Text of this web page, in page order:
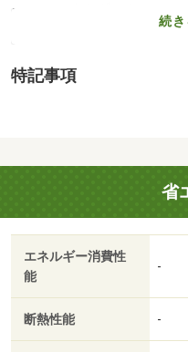
用可（日本賃貸保証（Ｊ
０％（最低保証料２０，
料：３８，５００円/定額
続
特記事項
省
エネルギー消費性
能
-
断熱性能 -